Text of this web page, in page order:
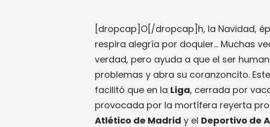
[dropcap]O[/dropcap]h, la Navidad,
respira alegría por doquier… Muchas
verdad, pero ayuda a que el ser
problemas y abra su coranzoncito.
facilitó que en la Liga, cerrada por
provocada por la mortífera reyerta
Atlético de Madrid y el Deportivo de